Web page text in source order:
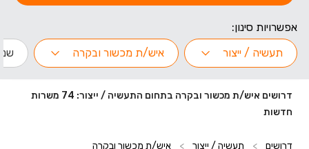
אפשרויות סינון:
תעשיה / ייצור
איש/ת מכשור ובקרה
דרושים איש/ת מכשור ובקרה בתחום התעשיה / ייצור: 74 משרות
חדשות
דרושים > תעשיה / ייצור > איש/ת מכשור ובקרה